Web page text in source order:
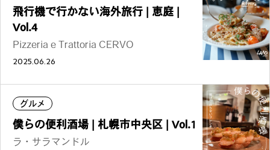
飛行機で行かない海外旅行 | 恵庭 |
Vol.4
Pizzeria e Trattoria CERVO
2025.06.26
グルメ
僕らの便利酒場 | 札幌市中央区 | Vol.1
ラ・サラマンドル